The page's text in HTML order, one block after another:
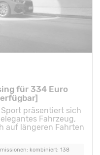
für 334 Euro
Sport präsentiert sich
Fahrzeug,
auf längeren Fahrten
kombiniert: 138